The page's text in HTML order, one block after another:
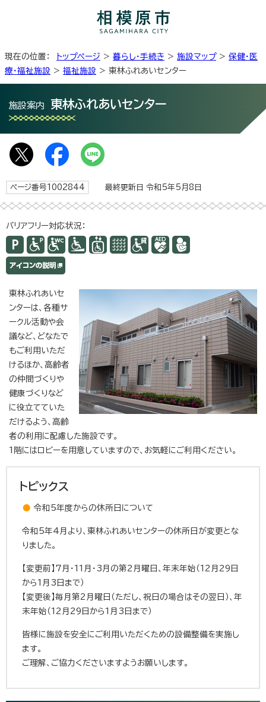
現在の位置： トップページ > 暮らし・手続き > 施設マップ> 保健・医
療・福祉施設 > 福祉施設 > 東林ふれあいセンター
施設案内 東林ふれあいセンター
ページ番号1002844 最終更新日 令和5年5月8日
バリアフリー対応状況：
東林ふれあいセ
ンターは、各種サ
ークル活動や会
議など、どなたで
もご利用いただ
けるほか、高齢者
の仲間づくりや
健康づくりなど
に役立てていた
だけるよう、高齢
者の利用に配慮した施設です。
1階にはロビーを用意していますので、お気軽にご利用ください。
トピックス
令和5年度からの休所日について
令和5年4月より、東林ふれあいセンターの休所日が変更とな
りました。
【変更前】7月・11月・3月の第2月曜日、年末年始（12月29日
から1月3日まで）
【変更後】毎月第2月曜日（ただし、祝日の場合はその翌日）、年
末年始（12月29日から1月3日まで）
皆様に施設を安全にご利用いただくための設備整備を実施し
ます。
ご理解、ご協力くださいますようお願いします。